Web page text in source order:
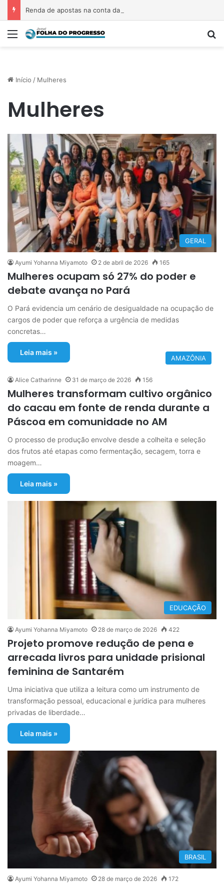
Menu
Início / Mulheres
Mulheres
GERAL
Ayumi Yohanna Miyamoto 2 de abril de 2026 165
Mulheres ocupam só 27% do poder e
debate avança no Pará
O Pará evidencia um cenário de desigualdade na ocupação de
cargos de poder que reforça a urgência de medidas
concretas…
Leia mais »
AMAZÔNIA
Alice Catharinne 31 de março de 2026 156
Mulheres transformam cultivo orgânico
do cacau em fonte de renda durante a
Páscoa em comunidade no AM
O processo de produção envolve desde a colheita e seleção
dos frutos até etapas como fermentação, secagem, torra e
moagem…
Leia mais »
EDUCAÇÃO
Ayumi Yohanna Miyamoto 28 de março de 2026 422
Projeto promove redução de pena e
arrecada livros para unidade prisional
feminina de Santarém
Uma iniciativa que utiliza a leitura como um instrumento de
transformação pessoal, educacional e jurídica para mulheres
privadas de liberdade…
Leia mais »
BRASIL
Ayumi Yohanna Miyamoto 28 de março de 2026 172